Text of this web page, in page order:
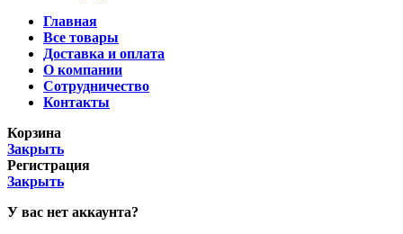
Главная
Все товары
Доставка и оплата
О компании
Сотрудничество
Контакты
Корзина
Закрыть
Регистрация
Закрыть
У вас нет аккаунта?